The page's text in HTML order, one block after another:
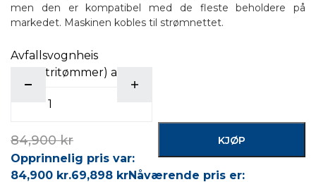
men den er kompatibel med de fleste beholdere på
markedet. Maskinen kobles til strømnettet.
Avfallsvognheis
(industritømmer) antall
KJØP
84,900kr
Opprinnelig pris var:
84,900 kr.69,898 krNåværende pris er: